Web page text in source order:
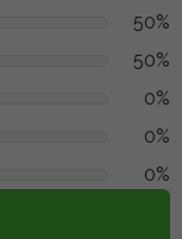
50%
50%
0%
0%
0%